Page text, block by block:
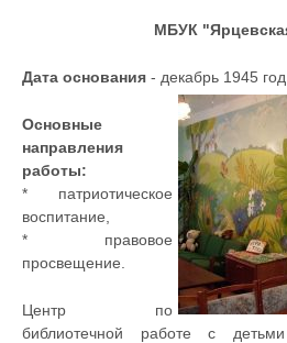
МБУК
Дата основания - декабрь 1945 год
Основные
направления
работы:
* патриотическое
воспитание,
* правовое
просвещение.
Центр по
библиотечной работе с